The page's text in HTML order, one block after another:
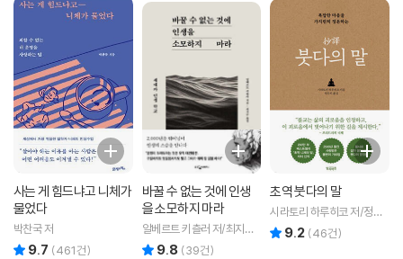
사는 게 힘드냐고 니체가
물었다
박찬국 저
9.7 (461건)
바꿀 수 없는 것에 인생
을 소모하지 마라
알베르트 키츨러 저/최지수
역 9.8 (39건)
초역 붓다의 말
시라토리 하루히코 저/정은
지 역9.2 (46건)